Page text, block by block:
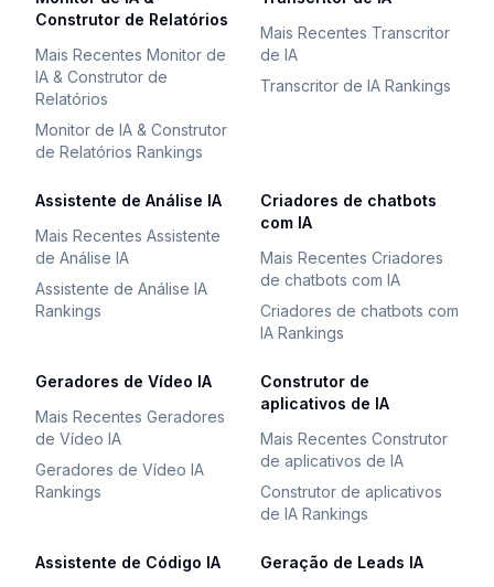
Construtor de Relatórios
Mais Recentes Monitor de
IA & Construtor de
Relatórios
Monitor de IA & Construtor
de Relatórios Rankings
Mais Recentes Transcritor
de IA
Transcritor de IA Rankings
Assistente de Análise IA
Mais Recentes Assistente
de Análise IA
Assistente de Análise IA
Rankings
Criadores de chatbots
com IA
Mais Recentes Criadores
de chatbots com IA
Criadores de chatbots com
IA Rankings
Geradores de Vídeo IA
Mais Recentes Geradores
de Vídeo IA
Geradores de Vídeo IA
Rankings
Construtor de
aplicativos de IA
Mais Recentes Construtor
de aplicativos de IA
Construtor de aplicativos
de IA Rankings
Assistente de Código IA
Geração de Leads IA